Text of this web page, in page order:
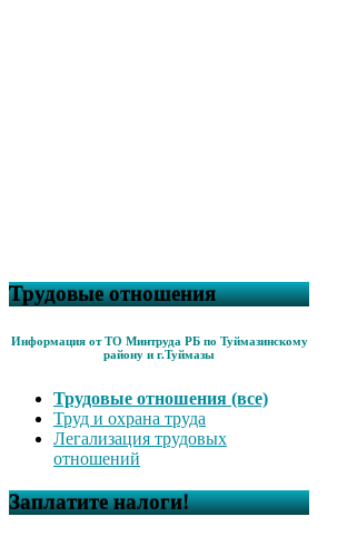
Трудовые отношения
Информация от ТО Минтруда РБ по Туймазинскому
району и г.Туймазы
Трудовые отношения (все)
Труд и охрана труда
Легализация трудовых
отношений
Заплатите налоги!